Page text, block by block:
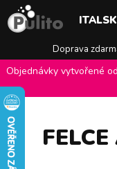
Doprava
Objednávky vytvořené
E-shop Pulito